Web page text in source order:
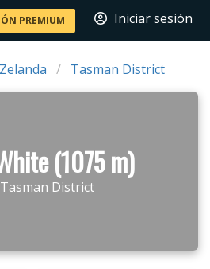
PREMIUM Iniciar sesión
Tasman District
(1075 m)
District